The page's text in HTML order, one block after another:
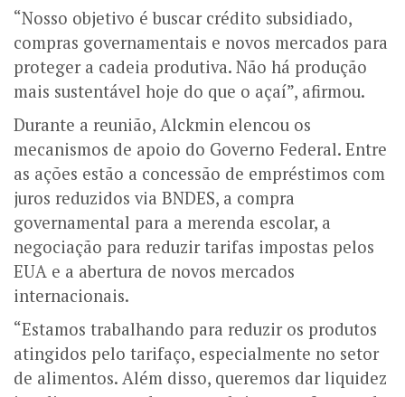
“Nosso objetivo é buscar crédito subsidiado,
compras governamentais e novos mercados para
proteger a cadeia produtiva. Não há produção
mais sustentável hoje do que o açaí”, afirmou.
Durante a reunião, Alckmin elencou os
mecanismos de apoio do Governo Federal. Entre
as ações estão a concessão de empréstimos com
juros reduzidos via BNDES, a compra
governamental para a merenda escolar, a
negociação para reduzir tarifas impostas pelos
EUA e a abertura de novos mercados
internacionais.
“Estamos trabalhando para reduzir os produtos
atingidos pelo tarifaço, especialmente no setor
de alimentos. Além disso, queremos dar liquidez